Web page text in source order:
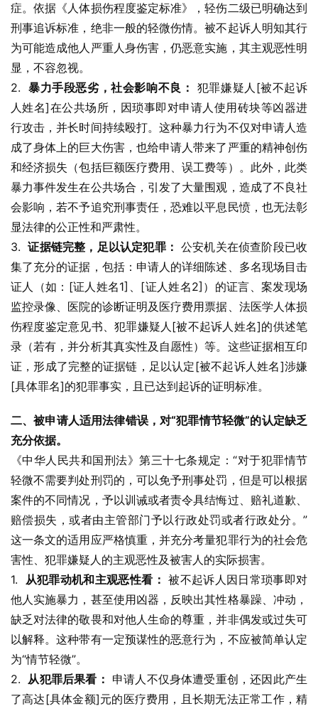
症。依据《人体损伤程度鉴定标准》，轻伤二级已明确达到
刑事追诉标准，绝非一般的轻微伤情。被不起诉人明知其行
为可能造成他人严重人身伤害，仍恶意实施，其主观恶性明
显，不容忽视。
2. 暴力手段恶劣，社会影响不良： 犯罪嫌疑人[被不起诉
人姓名]在公共场所，因琐事即对申请人使用砖块等凶器进
行攻击，并长时间持续殴打。这种暴力行为不仅对申请人造
成了身体上的巨大伤害，也给申请人带来了严重的精神创伤
和经济损失（包括巨额医疗费用、误工费等）。此外，此类
暴力事件发生在公共场合，引发了大量围观，造成了不良社
会影响，若不予追究刑事责任，恐难以平息民愤，也无法彰
显法律的公正性和严肃性。
3. 证据链完整，足以认定犯罪： 公安机关在侦查阶段已收
集了充分的证据，包括：申请人的详细陈述、多名现场目击
证人（如：[证人姓名1]、[证人姓名2]）的证言、案发现场
监控录像、医院的诊断证明及医疗费用票据、法医学人体损
伤程度鉴定意见书、犯罪嫌疑人[被不起诉人姓名]的供述笔
录（若有，并分析其真实性及自愿性）等。这些证据相互印
证，形成了完整的证据链，足以认定[被不起诉人姓名]涉嫌
[具体罪名]的犯罪事实，且已达到起诉的证明标准。
二、被申请人适用法律错误，对“犯罪情节轻微”的认定缺乏
充分依据。
《中华人民共和国刑法》第三十七条规定：“对于犯罪情节
轻微不需要判处刑罚的，可以免予刑事处罚，但是可以根据
案件的不同情况，予以训诫或者责令具结悔过、赔礼道歉、
赔偿损失，或者由主管部门予以行政处罚或者行政处分。”
这一条文的适用应严格慎重，并充分考量犯罪行为的社会危
害性、犯罪嫌疑人的主观恶性及被害人的实际损害。
1. 从犯罪动机和主观恶性看： 被不起诉人因日常琐事即对
他人实施暴力，甚至使用凶器，反映出其性格暴躁、冲动，
缺乏对法律的敬畏和对他人生命的尊重，并非偶发或过失可
以解释。这种带有一定预谋性的恶意行为，不应被简单认定
为“情节轻微”。
2. 从犯罪后果看： 申请人不仅身体遭受重创，还因此产生
了高达[具体金额]元的医疗费用，且长期无法正常工作，精